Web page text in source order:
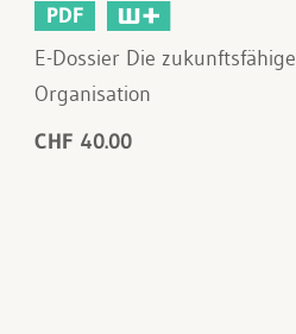
PDF
E-Dossier Die zukunftsfähige
Organisation
CHF 40.00